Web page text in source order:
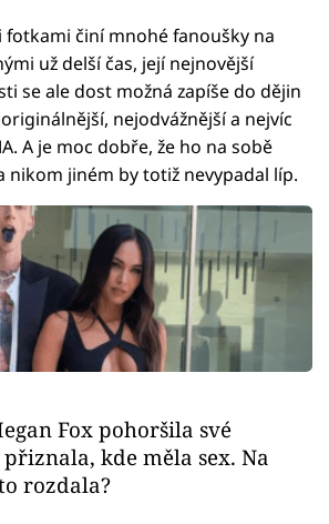
fotkami činí mnohé fanoušky na
už delší čas, její nejnovější
se ale dost možná zapíše do dějin
nejodvážnější a nejvíc
A je moc dobře, že ho na sobě
nikom jiném by totiž nevypadal líp.
Fox pohoršila své
kde měla sex. Na
rozdala?